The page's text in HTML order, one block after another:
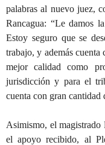
palabras al nuevo juez,
Rancagua: “Le damos
Estoy seguro que se
trabajo, y además
mejor calidad como
jurisdicción y para el
cuenta con gran cantidad
Asimismo, el magistrado
el apoyo recibido, al